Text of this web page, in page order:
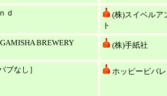
ｄ
(株)スイベルア
ト
BREWERY (株)手紙社
ブなし］ ホッピービバ